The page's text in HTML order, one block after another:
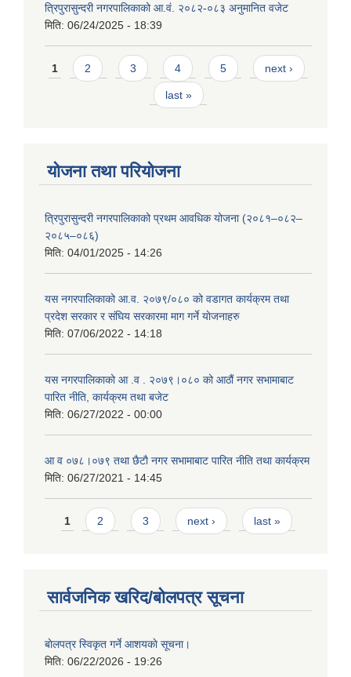
त्रिपुरासुन्दरी नगरपालिकाको आ.वं. २०८२-०८३ अनुमानित वजेट
मिति: 06/24/2025 - 18:39
Pages
1 2 3 4 5 next ›
last »
योजना तथा परियोजना
त्रिपुरासुन्दरी नगरपालिकाको प्रथम आवधिक योजना (२०८१–०८२–
२०८५–०८६)
मिति: 04/01/2025 - 14:26
यस नगरपालिकाको आ.व. २०७९/०८० को वडागत कार्यक्रम तथा
प्रदेश सरकार र संघिय सरकारमा माग गर्ने याेजनाहरु
मिति: 07/06/2022 - 14:18
यस नगरपालिकाको आ‍ .व . २०७९।०८० को आठौं नगर सभामाबाट
पारित नीति, कार्यक्रम तथा बजेट
मिति: 06/27/2022 - 00:00
आ‍ व ०७८।०७९ तथा छैटाै नगर सभामाबाट पारित नीति तथा कार्यक्रम
मिति: 06/27/2021 - 14:45
Pages
1 2 3 next › last »
सार्वजनिक खरिद/बोलपत्र सूचना
बाेलपत्र स्विकृत गर्ने आशयकाे सूचना।
मिति: 06/22/2026 - 19:26